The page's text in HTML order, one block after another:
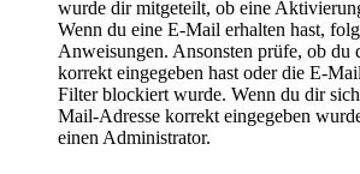
wurde dir mitgeteilt, ob eine
Wenn du eine E-Mail erhalten hast,
Anweisungen. Ansonsten prüfe, ob du
korrekt eingegeben hast oder die E-
Filter blockiert wurde. Wenn du dir
Mail-Adresse korrekt eingegeben
einen Administrator.